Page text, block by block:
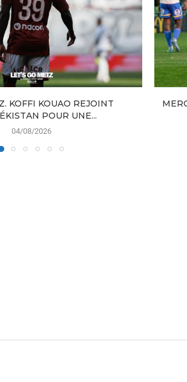
KOFFI KOUAO REJOINT
POUR UNE...
04/08/2026